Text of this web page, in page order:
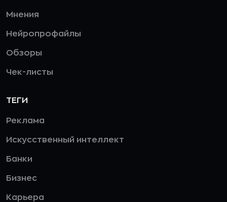
Мнения
Нейропрофайлы
Обзоры
Чек-листы
ТЕГИ
Реклама
Искусственный интеллект
Банки
Бизнес
Карьера